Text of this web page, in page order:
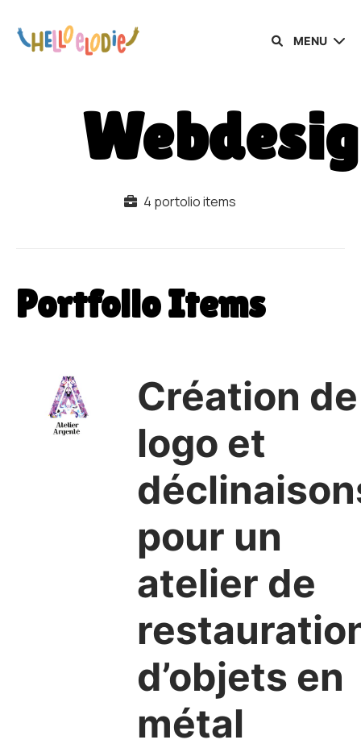
MENU
4 portolio items
Portfolio Items
Création de
logo et
pour un
atelier de
d’objets en
métal